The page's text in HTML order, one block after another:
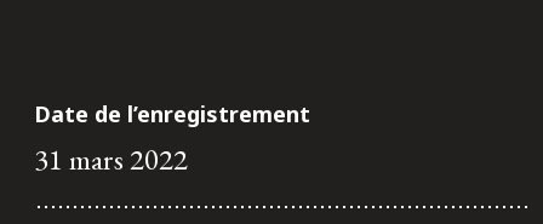
Date de l’enregistrement
31 mars 2022